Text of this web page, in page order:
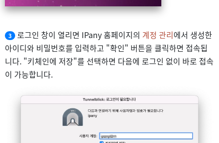
3 로그인 창이 열리면 IPany 홈페이지의 계정 관리에서 생성한
아이디와 비밀번호를 입력하고 "확인" 버튼을 클릭하면 접속됩
니다. "키체인에 저장"를 선택하면 다음에 로그인 없이 바로 접속
이 가능합니다.